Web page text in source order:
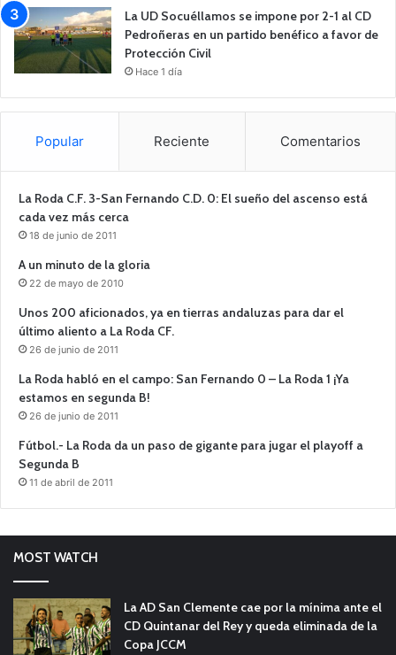
La UD Socuéllamos se impone por 2-1 al CD
Pedroñeras en un partido benéfico a favor de
Protección Civil
Hace 1 día
Popular Reciente Comentarios
La Roda C.F. 3-San Fernando C.D. 0: El sueño del ascenso está
cada vez más cerca
18 de junio de 2011
A un minuto de la gloria
22 de mayo de 2010
Unos 200 aficionados, ya en tierras andaluzas para dar el
último aliento a La Roda CF.
26 de junio de 2011
La Roda habló en el campo: San Fernando 0 – La Roda 1 ¡Ya
estamos en segunda B!
26 de junio de 2011
Fútbol.- La Roda da un paso de gigante para jugar el playoff a
Segunda B
11 de abril de 2011
MOST WATCH
La AD San Clemente cae por la mínima ante el
CD Quintanar del Rey y queda eliminada de la
Copa JCCM